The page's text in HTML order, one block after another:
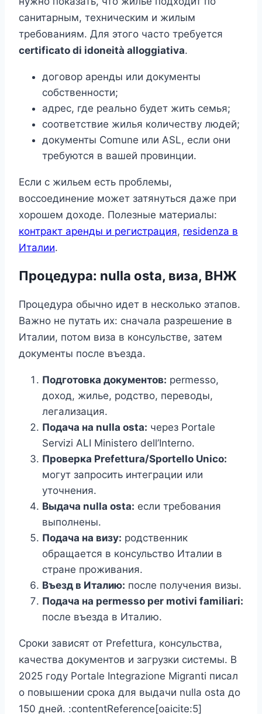
санитарным, техническим и жилым
требованиям. Для этого часто требуется
certificato di idoneità alloggiativa.
договор аренды или документы
собственности;
адрес, где реально будет жить семья;
соответствие жилья количеству людей;
документы Comune или ASL, если они
требуются в вашей провинции.
Если с жильем есть проблемы,
воссоединение может затянуться даже при
хорошем доходе. Полезные материалы:
контракт аренды и регистрация, residenza в
Италии.
Процедура: nulla osta, виза, ВНЖ
Процедура обычно идет в несколько этапов.
Важно не путать их: сначала разрешение в
Италии, потом виза в консульстве, затем
документы после въезда.
Подготовка документов: permesso,
доход, жилье, родство, переводы,
легализация.
Подача на nulla osta: через Portale
Servizi ALI Ministero dell’Interno.
Проверка Prefettura/Sportello Unico:
могут запросить интеграции или
уточнения.
Выдача nulla osta: если требования
выполнены.
Подача на визу: родственник
обращается в консульство Италии в
стране проживания.
Въезд в Италию: после получения визы.
Подача на permesso per motivi familiari:
после въезда в Италию.
Сроки зависят от Prefettura, консульства,
качества документов и загрузки системы. В
2025 году Portale Integrazione Migranti писал
о повышении срока для выдачи nulla osta до
150 дней. :contentReference[oaicite:5]